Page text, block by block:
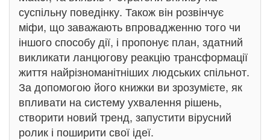
суспільну поведінку. Також він розвінчує
міфи, що заважають впровадженню того чи
іншого способу дії, і пропонує план, здатний
викликати ланцюгову реакцію трансформації
життя найрізноманітніших людських спільнот.
За допомогою його книжки ви зрозумієте, як
впливати на систему ухвалення рішень,
створити новий тренд, запустити вірусний
ролик і поширити свої ідеї.